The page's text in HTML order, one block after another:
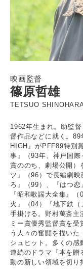
映画監督
篠原哲雄
TETSUO
1962年生まれ。助監
督作品などに就く。
HIGH』がPFF89特別
事』（93年、神戸国
賞ののち、劇場公開）
ツ』（96）で長編劇
ろ』（99）、『はつ恋
『昭和歌謡大全集』
火』（04）『地下鉄
手掛ける。野村萬斎主
ミー賞優秀監督賞を
う人々の奮闘を描いた
シュヒット。多くの感
連続のドラマ『本を贈
動の新しい領域を切り